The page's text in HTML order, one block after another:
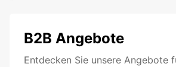
B2B Angebote
Entdecken Sie unsere Angebote